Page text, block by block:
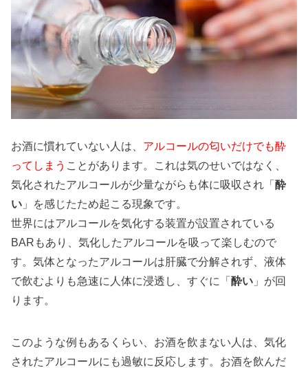
お酒に慣れていない人は、 アルコールの匂いだけでも酔
ってしまう ことがあります。これは気のせいではなく、
気化されたアルコールが少量ながらも体に吸収され「酔
い 」を感じたため起こる現象です。
世界にはアルコールを気化する装置が設置されている
BARもあり、気化したアルコールを吸って楽しむので
す。気体となったアルコールは肝臓で分解されず、液体
で飲むよりも急速に人体に浸透し、すぐに「酔い 」が回
ります。
このような例もあるくらい、お酒を飲まない人は、気化
されたアルコールにも過敏に反応します。お酒を飲んだ